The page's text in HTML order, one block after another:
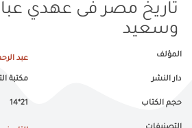
تاريخ مصر فى عهدي
وسعيد
المؤلف عبد
دار النشر مكتبة
حجم الكتاب 21*14